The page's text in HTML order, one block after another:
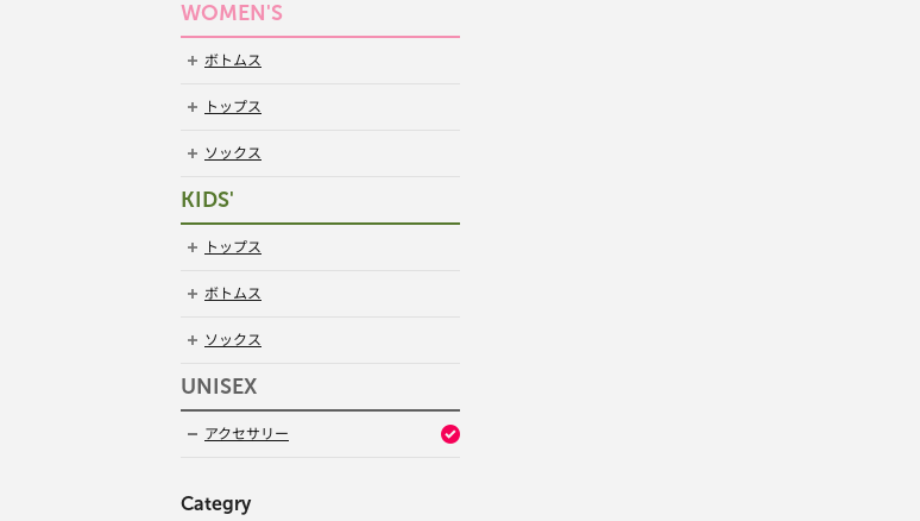
WOMEN'S
ボトムス
トップス
ソックス
KIDS'
トップス
ボトムス
ソックス
UNISEX
アクセサリー
Categry